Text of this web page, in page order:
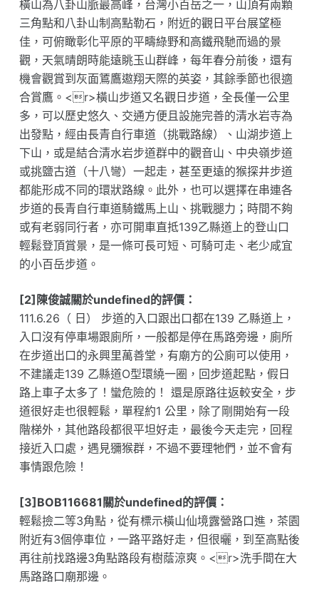
橫山為八卦山脈最高峰，台灣小百岳之一，山頂有兩顆
三角點和八卦山制高點勒石，附近的觀日平台展望極
佳，可俯瞰彰化平原的平疇綠野和高鐵飛馳而過的景
觀，天氣晴朗時能遠眺玉山群峰，每年春分前後，還有
機會觀賞到灰面鵟鷹遨翔天際的英姿，其餘季節也很適
合賞鷹。<r>橫山步道又名觀日步道，全長僅一公里
多，可以歷史悠久、交通方便且設施完善的清水岩寺為
出發點，經由長青自行車道（挑戰路線）、山湖步道上
下山，或是結合清水岩步道群中的觀音山、中央嶺步道
或挑鹽古道（十八彎）一起走，甚至更遠的猴探井步道
都能形成不同的環狀路線。此外，也可以選擇在串連各
步道的長青自行車道騎鐵馬上山、挑戰腿力；時間不夠
或有老弱同行者，亦可開車直抵139乙縣道上的登山口
輕鬆登頂賞景，是一條可長可短、可騎可走、老少咸宜
的小百岳步道。
[2]陳俊誠關於undefined的評價：
111.6.26（ 日） 步道的入口跟出口都在139 乙縣道上，
入口沒有停車場跟廁所，一般都是停在馬路旁邊，廁所
在步道出口的永興里萬善堂，有廟方的公廁可以使用，
不建議走139 乙縣道O型環繞一圈，回步道起點，假日
路上車子太多了！蠻危險的！ 還是原路往返較安全，步
道很好走也很輕鬆，單程約1 公里，除了剛開始有一段
階梯外，其他路段都很平坦好走，最後今天走完，回程
接近入口處，遇見獼猴群，不過不要理牠們，並不會有
事情跟危險！
[3]BOB116681關於undefined的評價：
輕鬆撿二等3角點，從有標示橫山仙境露營路口進，茶園
附近有3個停車位，一路平路好走，但很曬，到至高點後
再往前找路邊3角點路段有樹蔭涼爽。<r>洗手間在大
馬路路口廟那邊。